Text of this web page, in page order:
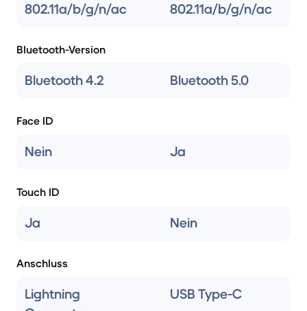
802.11a/b/g/n/ac
802.11a/b/g/n/ac
Bluetooth-Version
Bluetooth 4.2 Bluetooth 5.0
Face ID
Nein Ja
Touch ID
Ja Nein
Anschluss
Lightning
USB Type-C